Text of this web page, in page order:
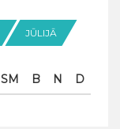
JŪLIJĀ
SM B N D